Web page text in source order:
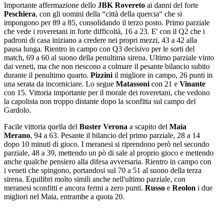
Importante affermazione dello JBK Rovereto ai danni del forte
Peschiera, con gli uomini della “città della quercia“ che si
impongono per 89 a 85, consolidando il terzo posto. Primo parziale
che vede i roveretani in forte difficoltà, 16 a 23. E' con il Q2 che i
padroni di casa iniziano a credere nei propri mezzi, 43 a 42 alla
pausa lunga. Rientro in campo con Q3 decisivo per le sorti del
match, 69 a 60 al suono della penultima sirena. Ultimo parziale vinto
dai veneti, ma che non riescono a colmare il pesante bilancio subito
durante il penultimo quarto. Pizzini il migliore in campo, 26 punti in
una serata da incorniciare. Lo segue Matassoni con 21 e Vinante
con 15. Vittoria importante per il morale dei roveretani, che vedono
la capolista non troppo distante dopo la sconfitta sul campo del
Gardolo.
Facile vittoria quella del Buster Verona a scapito del Maia
Merano, 94 a 63. Pesante il bilancio del primo parziale, 28 a 14
dopo 10 minuti di gioco. I meranesi si riprendono però nel secondo
parziale, 48 a 39, mettendo un pò di sale al proprio gioco e mettendo
anche qualche pensiero alla difesa avversaria. Rientro in campo con
i veneti che spingono, portandosi sul 70 a 51 al suono della terza
sirena. Equilibri molto simili anche nell'ultimo parziale, con
meranesi sconfitti e ancora fermi a zero punti. Russo e Reolon i due
migliori nel Maia, entrambe a quota 20.